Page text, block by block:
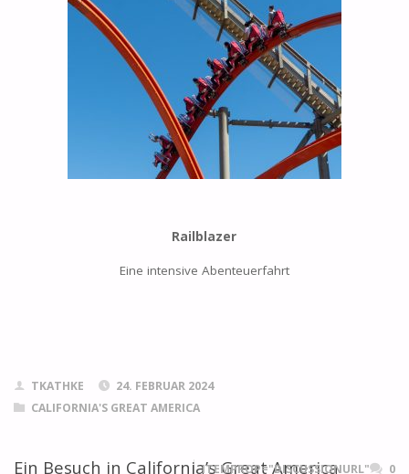
Railblazer
Eine intensive Abenteuerfahrt
TKATHKE
24. FEBRUAR 2024
CALIFORNIA'S GREAT AMERICA
Ein Besuch in California’s Great America
ITEMPROP="DISCUSSIONURL" 0